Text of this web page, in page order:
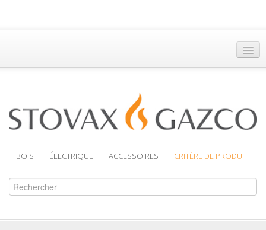
Accueil
Brochures
BOIS ÉLECTRIQUE ACCESSOIRES CRITÈRE DE PRODUIT